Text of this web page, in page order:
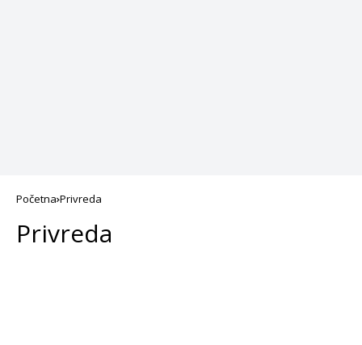
Početna Privreda
Privreda